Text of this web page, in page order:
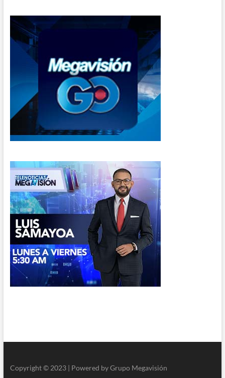
Copyright © 2023 | Powered by Grupo Megavisión